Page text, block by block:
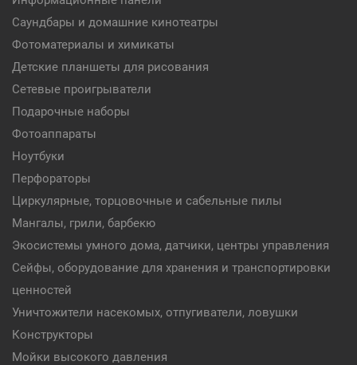
Саундбары и домашние кинотеатры
Фотоматериалы и химикаты
Детские планшеты для рисования
Сетевые проигрыватели
Подарочные наборы
Фотоаппараты
Ноутбуки
Перфораторы
Циркулярные, торцовочные и сабельные пилы
Мангалы, грили, барбекю
Экосистемы умного дома, датчики, центры управления
Сейфы, оборудование для хранения и транспортировки
ценностей
Уничтожители насекомых, отпугиватели, ловушки
Конструкторы
Мойки высокого давления